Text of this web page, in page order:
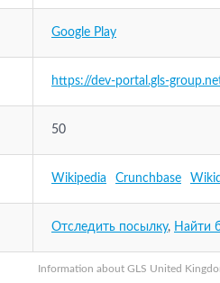
Information about GLS United
Google Play
https://dev-portal.gls-
50
Wikipedia Crunchbase
Отследить посылку, Найти